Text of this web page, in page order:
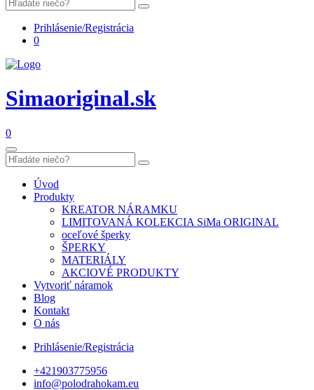
Prihlásenie/Registrácia
0
Simaoriginal.sk
0
Úvod
Produkty
KREATOR NÁRAMKU
LIMITOVANÁ KOLEKCIA SiMa ORIGINAL
oceľové šperky
ŠPERKY
MATERIÁLY
AKCIOVÉ PRODUKTY
Vytvoriť náramok
Blog
Kontakt
O nás
Prihlásenie/Registrácia
+421903775956
info@polodrahokam.eu